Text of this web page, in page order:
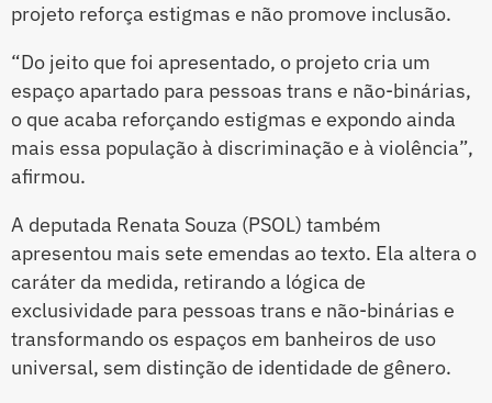
projeto reforça estigmas e não promove inclusão.
“Do jeito que foi apresentado, o projeto cria um
espaço apartado para pessoas trans e não-binárias,
o que acaba reforçando estigmas e expondo ainda
mais essa população à discriminação e à violência”,
afirmou.
A deputada Renata Souza (PSOL) também
apresentou mais sete emendas ao texto. Ela altera o
caráter da medida, retirando a lógica de
exclusividade para pessoas trans e não-binárias e
transformando os espaços em banheiros de uso
universal, sem distinção de identidade de gênero.